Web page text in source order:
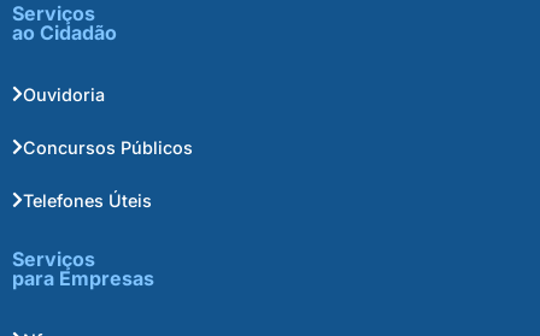
Serviços
ao Cidadão
Ouvidoria
Concursos Públicos
Telefones Úteis
Serviços
para Empresas